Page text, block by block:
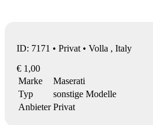
ID: 7171 • Privat • Volla , Italy
€ 1,00
Marke
Maserati
Typ
sonstige Modelle
Anbieter Privat